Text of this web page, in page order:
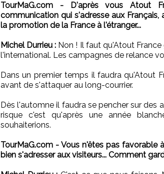
TourMaG.com - D'après vous Atout
communication qui s'adresse aux
la promotion de la France à l'étranger...
Michel Durrieu : Non ! Il faut qu'Atout
l'international. Les campagnes de relance
Dans un premier temps il faudra qu'Atout
avant de s'attaquer au long-courrier.
Dès l'automne il faudra se pencher sur des
risque c'est qu'après une année
souhaiterions.
TourMaG.com - Vous n'êtes pas
bien s'adresser aux visiteurs... Comment